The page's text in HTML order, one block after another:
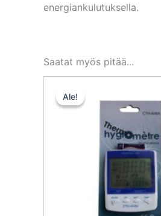
energiankulutuksella.
Saatat myös pitää...
Ale!
Ale!
oli:
15,20 €.